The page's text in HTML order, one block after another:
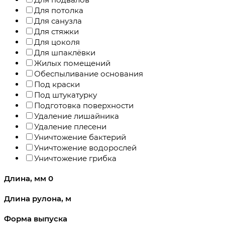
Для потолка
Для санузла
Для стяжки
Для цоколя
Для шпаклёвки
Жилых помещений
Обеспыливание основания
Под краски
Под штукатурку
Подготовка поверхности
Удаление лишайника
Удаление плесени
Уничтожение бактерий
Уничтожение водорослей
Уничтожение грибка
Длина, мм 0
Длина рулона, м
Форма выпуска